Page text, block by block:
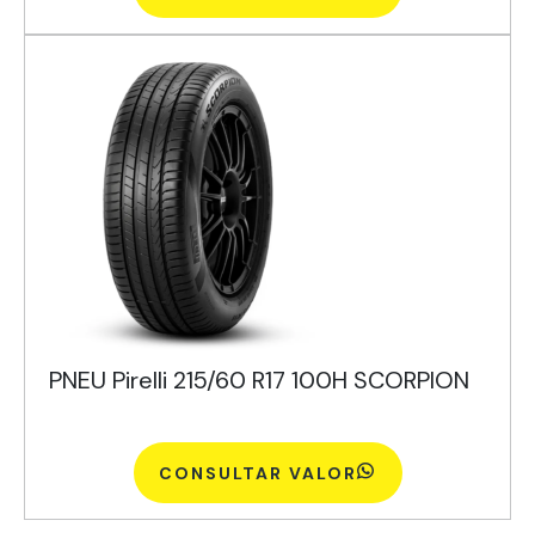
PNEU Pirelli 215/60 R17 100H SCORPION
CONSULTAR VALOR